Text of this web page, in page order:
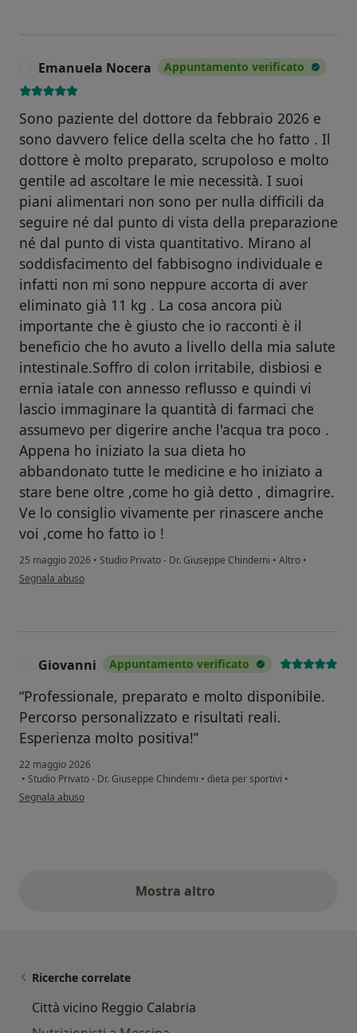
Emanuela Nocera Appuntamento verificato
Sono paziente del dottore da febbraio 2026 e
sono davvero felice della scelta che ho fatto . Il
dottore è molto preparato, scrupoloso e molto
gentile ad ascoltare le mie necessità. I suoi
piani alimentari non sono per nulla difficili da
seguire né dal punto di vista della preparazione
né dal punto di vista quantitativo. Mirano al
soddisfacimento del fabbisogno individuale e
infatti non mi sono neppure accorta di aver
eliminato già 11 kg . La cosa ancora più
importante che è giusto che io racconti è il
beneficio che ho avuto a livello della mia salute
intestinale.Soffro di colon irritabile, disbiosi e
ernia iatale con annesso reflusso e quindi vi
lascio immaginare la quantità di farmaci che
assumevo per digerire anche l'acqua tra poco .
Appena ho iniziato la sua dieta ho
abbandonato tutte le medicine e ho iniziato a
stare bene oltre ,come ho già detto , dimagrire.
Ve lo consiglio vivamente per rinascere anche
voi ,come ho fatto io !
25 maggio 2026 • Studio Privato - Dr. Giuseppe Chindemi • Altro •
secondo l'opinione dell'utente Emanuela Nocera
Segnala abuso
Giovanni Appuntamento verificato
“Professionale, preparato e molto disponibile.
Percorso personalizzato e risultati reali.
Esperienza molto positiva!”
22 maggio 2026
• Studio Privato - Dr. Giuseppe Chindemi • dieta per sportivi •
secondo l'opinione dell'utente Giovanni
Segnala abuso
Mostra altroopinioni di cui sopra
Ricerche correlate
Città vicino Reggio Calabria